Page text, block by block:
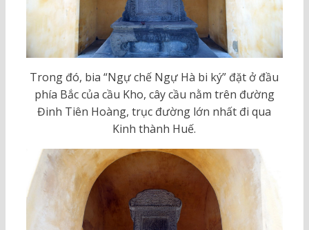
Trong đó, bia “Ngự chế Ngự Hà bi ký” đặt ở đầu
phía Bắc của cầu Kho, cây cầu nằm trên đường
Đinh Tiên Hoàng, trục đường lớn nhất đi qua
Kinh thành Huế.